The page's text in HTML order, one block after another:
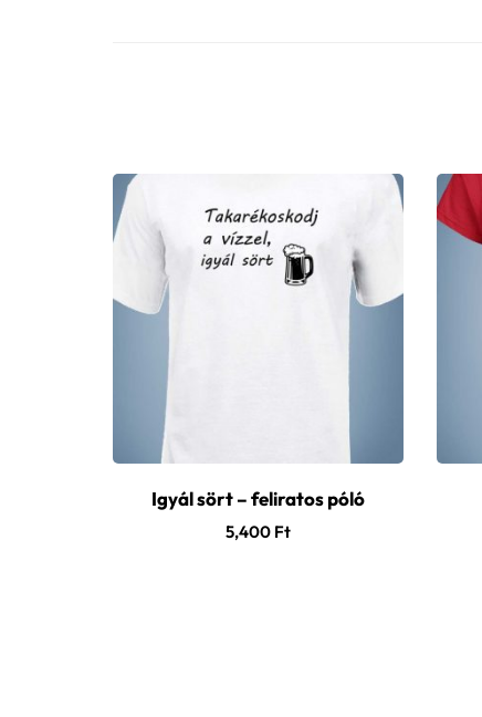
Igyál sört – feliratos póló
5,400 Ft